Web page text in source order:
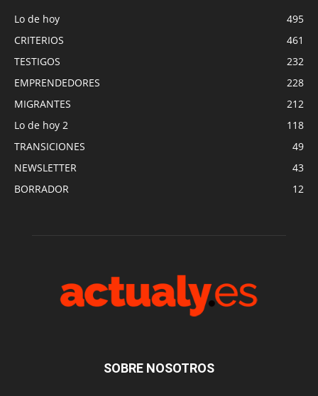
Lo de hoy
495
CRITERIOS
461
TESTIGOS
232
EMPRENDEDORES
228
MIGRANTES
212
Lo de hoy 2
118
TRANSICIONES
49
NEWSLETTER
43
BORRADOR
12
SOBRE NOSOTROS